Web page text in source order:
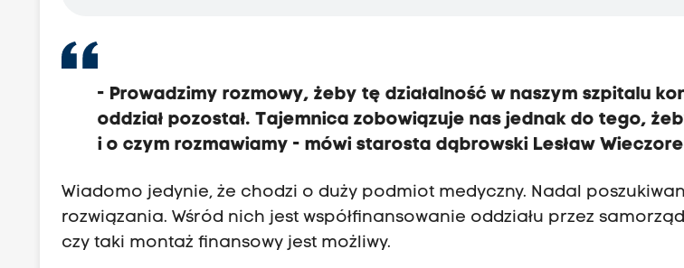
- Prowadzimy rozmowy, żeby tę działalność w naszym szpitalu
oddział pozostał. Tajemnica zobowiązuje nas jednak do tego,
i o czym rozmawiamy - mówi starosta dąbrowski Lesław
Wiadomo jedynie, że chodzi o duży podmiot medyczny. Nadal
rozwiązania. Wśród nich jest współfinansowanie oddziału przez
czy taki montaż finansowy jest możliwy.